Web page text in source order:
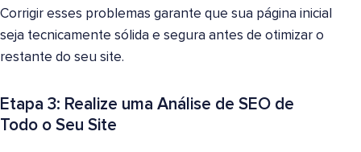
Corrigir esses problemas garante que sua página inicial
seja tecnicamente sólida e segura antes de otimizar o
restante do seu site.
Etapa 3: Realize uma Análise de SEO de
Todo o Seu Site